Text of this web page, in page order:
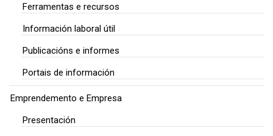
Ferramentas e recursos
Información laboral útil
Publicacións e informes
Portais de información
Emprendemento e Empresa
Presentación